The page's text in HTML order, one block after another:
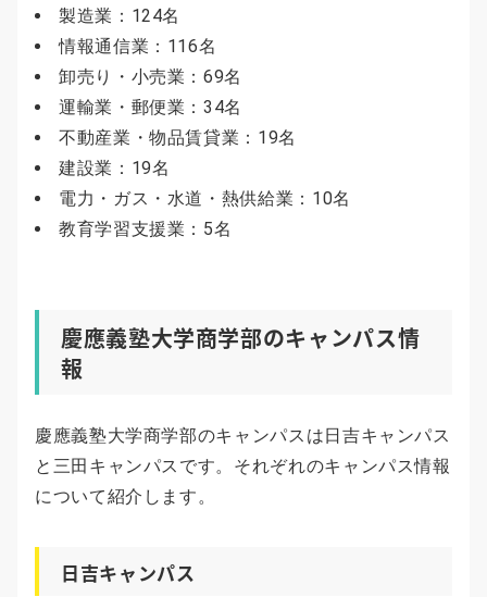
製造業：124名
情報通信業：116名
卸売り・小売業：69名
運輸業・郵便業：34名
不動産業・物品賃貸業：19名
建設業：19名
電力・ガス・水道・熱供給業：10名
教育学習支援業：5名
慶應義塾大学商学部のキャンパス情
報
慶應義塾大学商学部のキャンパスは日吉キャンパス
と三田キャンパスです。それぞれのキャンパス情報
について紹介します。
日吉キャンパス